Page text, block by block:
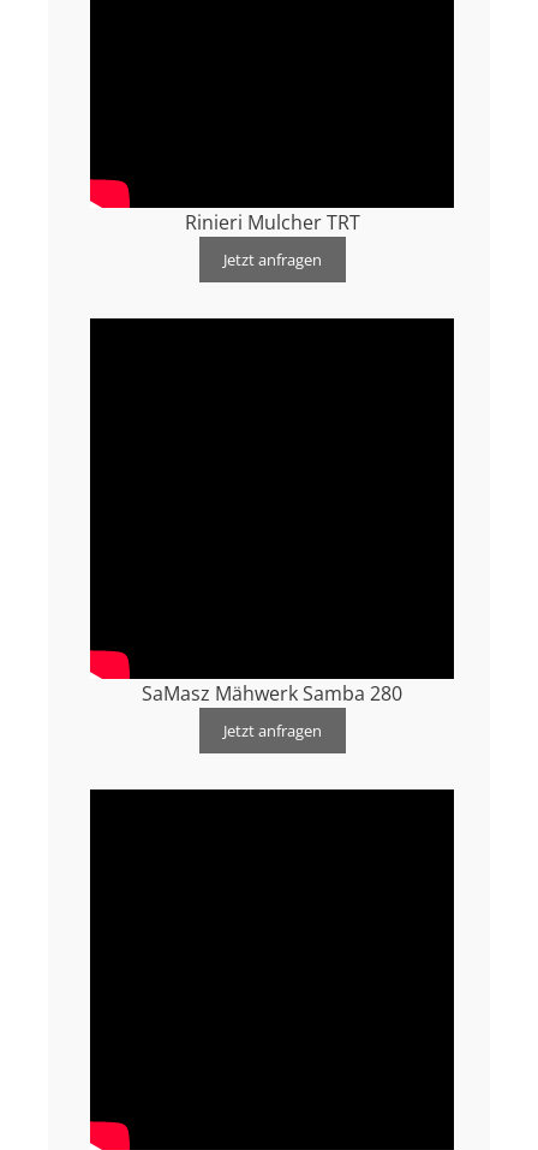
Rinieri Mulcher TRT
Jetzt anfragen
SaMasz Mähwerk Samba 280
Jetzt anfragen